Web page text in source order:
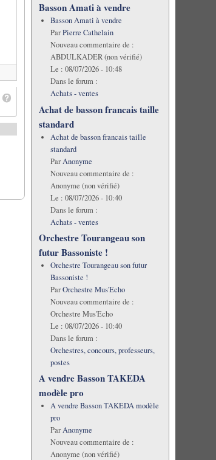
Basson Amati à vendre
Basson Amati à vendre
ParPierre Cathelain
Nouveau commentaire de :
ABDULKADER (non vérifié)
Le : 08/07/2026 - 10:48
Dans le forum :
Achats - ventes
Achat de basson francais taille
standard
Achat de basson francais taille
standard
ParAnonyme
Nouveau commentaire de :
Anonyme (non vérifié)
Le : 08/07/2026 - 10:40
Dans le forum :
Achats - ventes
Orchestre Tourangeau son
futur Bassoniste !
Orchestre Tourangeau son futur
Bassoniste !
ParOrchestre Mus'Echo
Nouveau commentaire de :
Orchestre Mus'Echo
Le : 08/07/2026 - 10:40
Dans le forum :
Orchestres, concours, professeurs,
postes
A vendre Basson TAKEDA
modèle pro
A vendre Basson TAKEDA modèle
pro
ParAnonyme
Nouveau commentaire de :
Anonyme (non vérifié)